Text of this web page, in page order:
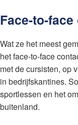
Face-to-
Wat ze het meest
het face-to-face
met de cursisten, op
in bedrijfskantines.
sportlessen en het
buitenland.